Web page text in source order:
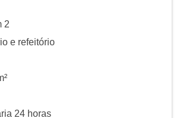
2
e refeitório
24 horas